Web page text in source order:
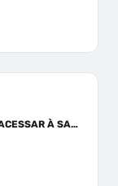
GUIA DEFINITIVO PARA ACESSAR À SAÚDE PELO SUS OU PLANO DE SAÚDE